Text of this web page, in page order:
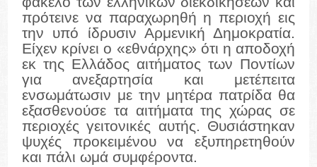
πρότεινε να παραχωρηθή η περιοχή εις
την υπό ίδρυσιν Αρμενική Δημοκρατία.
Είχεν κρίνει ο «εθνάρχης» ότι η αποδοχή
εκ της Ελλάδος αιτήματος των Ποντίων
για ανεξαρτησία και μετέπειτα
ενσωμάτωσιν με την μητέρα πατρίδα θα
εξασθενούσε τα αιτήματα της χώρας σε
περιοχές γειτονικές αυτής. Θυσιάστηκαν
ψυχές προκειμένου να εξυπηρετηθούν
και πάλι ωμά συμφέροντα.